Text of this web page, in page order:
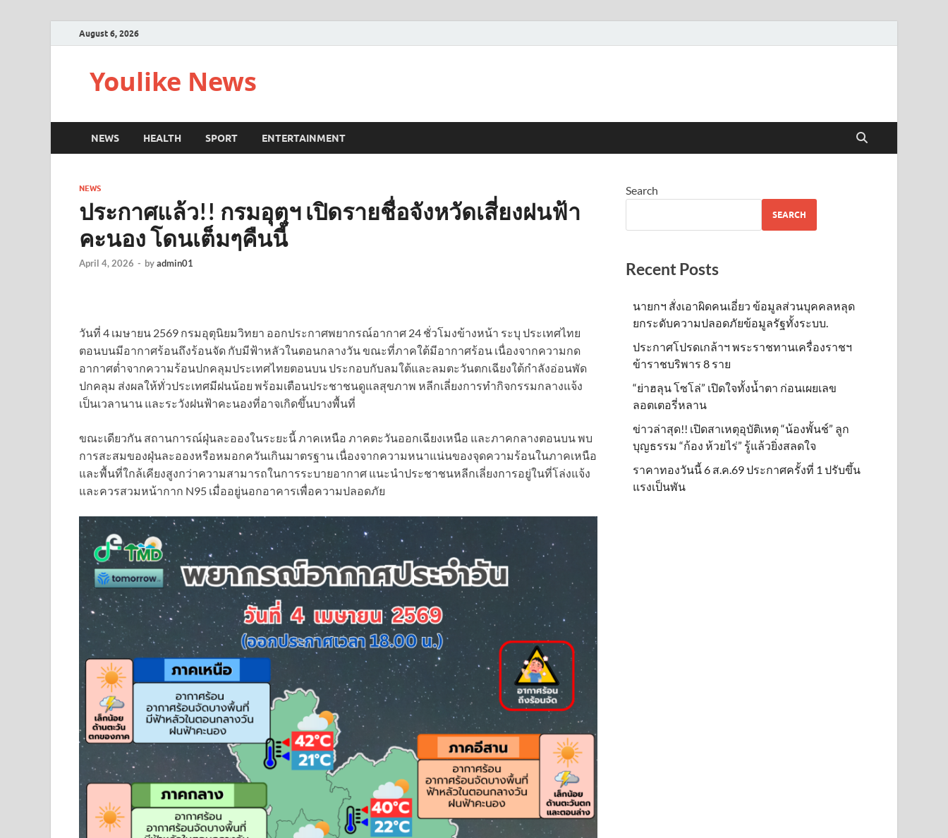
August 6, 2026
Youlike News
NEWS HEALTH SPORT ENTERTAINMENT
NEWS
ประกาศแล้ว!! กรมอุตุฯ เปิดรายชื่อจังหวัดเสี่ยงฝนฟ้า
คะนอง โดนเต็มๆคืนนี้
April 4, 2026 - byadmin01
วันที่ 4 เมษายน 2569 กรมอุตุนิยมวิทยา ออกประกาศพยากรณ์อากาศ 24 ชั่วโมงข้างหน้า ระบุ ประเทศไทย
ตอนบนมีอากาศร้อนถึงร้อนจัด กับมีฟ้าหลัวในตอนกลางวัน ขณะที่ภาคใต้มีอากาศร้อน เนื่องจากความกด
อากาศต่ำจากความร้อนปกคลุมประเทศไทยตอนบน ประกอบกับลมใต้และลมตะวันตกเฉียงใต้กำลังอ่อนพัด
ปกคลุม ส่งผลให้ทั่วประเทศมีฝนน้อย พร้อมเตือนประชาชนดูแลสุขภาพ หลีกเลี่ยงการทำกิจกรรมกลางแจ้ง
เป็นเวลานาน และระวังฝนฟ้าคะนองที่อาจเกิดขึ้นบางพื้นที่
ขณะเดียวกัน สถานการณ์ฝุ่นละอองในระยะนี้ ภาคเหนือ ภาคตะวันออกเฉียงเหนือ และภาคกลางตอนบน พบ
การสะสมของฝุ่นละอองหรือหมอกควันเกินมาตรฐาน เนื่องจากความหนาแน่นของจุดความร้อนในภาคเหนือ
และพื้นที่ใกล้เคียงสูงกว่าความสามารถในการระบายอากาศ แนะนำประชาชนหลีกเลี่ยงการอยู่ในที่โล่งแจ้ง
และควรสวมหน้ากาก N95 เมื่ออยู่นอกอาคารเพื่อความปลอดภัย
Search
SEARCH
Recent Posts
นายกฯ สั่งเอาผิดคนเอี่ยว ข้อมูลส่วนบุคคลหลุด
ยกระดับความปลอดภัยข้อมูลรัฐทั้งระบบ.
ประกาศโปรดเกล้าฯ พระราชทานเครื่องราชฯ
ข้าราชบริพาร 8 ราย
“ย่าฮลุน โซโล่” เปิดใจทั้งน้ำตา ก่อนเผยเลข
ลอตเตอรี่หลาน
ข่าวล่าสุด!! เปิดสาเหตุอุบัติเหตุ “น้องพั้นช์” ลูก
บุญธรรม “ก้อง ห้วยไร่” รู้แล้วยิ่งสลดใจ
ราคาทองวันนี้ 6 ส.ค.69 ประกาศครั้งที่ 1 ปรับขึ้น
แรงเป็นพัน